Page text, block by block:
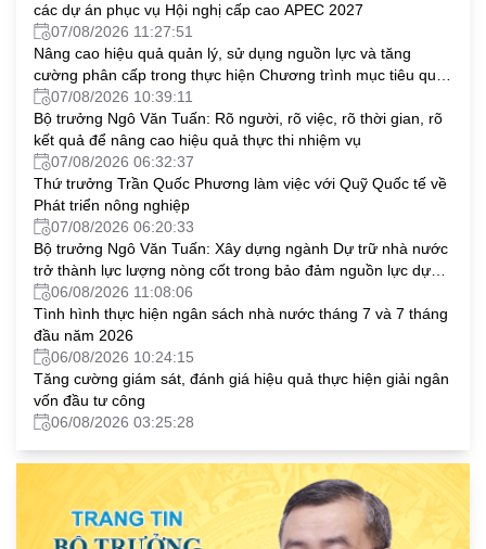
các dự án phục vụ Hội nghị cấp cao APEC 2027
07/08/2026 11:27:51
Nâng cao hiệu quả quản lý, sử dụng nguồn lực và tăng
cường phân cấp trong thực hiện Chương trình mục tiêu quốc
gia07/08/2026 10:39:11
Bộ trưởng Ngô Văn Tuấn: Rõ người, rõ việc, rõ thời gian, rõ
kết quả để nâng cao hiệu quả thực thi nhiệm vụ
07/08/2026 06:32:37
Thứ trưởng Trần Quốc Phương làm việc với Quỹ Quốc tế về
Phát triển nông nghiệp
07/08/2026 06:20:33
Bộ trưởng Ngô Văn Tuấn: Xây dựng ngành Dự trữ nhà nước
trở thành lực lượng nòng cốt trong bảo đảm nguồn lực dự
trữ chiến lược quốc gia
06/08/2026 11:08:06
Tình hình thực hiện ngân sách nhà nước tháng 7 và 7 tháng
đầu năm 2026
06/08/2026 10:24:15
Tăng cường giám sát, đánh giá hiệu quả thực hiện giải ngân
vốn đầu tư công
06/08/2026 03:25:28